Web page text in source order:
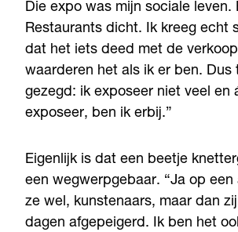
Die expo was mijn sociale leven.
Restaurants dicht. Ik kreeg echt
dat het iets deed met de
waarderen het als ik er ben. Dus
gezegd: ik exposeer niet veel en
exposeer, ben ik erbij.”
Eigenlijk is dat een beetje
een wegwerpgebaar. “Ja op een
ze wel, kunstenaars, maar dan
dagen afgepeigerd. Ik ben het